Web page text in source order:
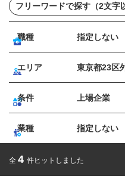
職種 指定しない
エリア 東京都23区
条件 上場企業
業種 指定しない
全 4 件ヒットしました